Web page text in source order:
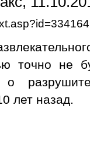
точно не
лет назад.